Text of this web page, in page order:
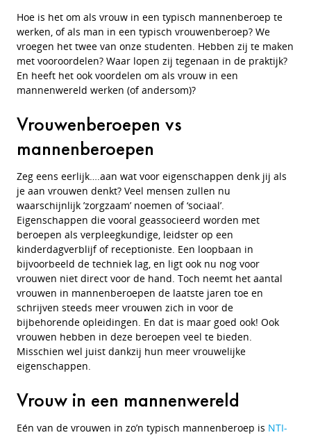
Hoe is het om als vrouw in een typisch mannenberoep te
werken, of als man in een typisch vrouwenberoep? We
vroegen het twee van onze studenten. Hebben zij te maken
met vooroordelen? Waar lopen zij tegenaan in de praktijk?
En heeft het ook voordelen om als vrouw in een
mannenwereld werken (of andersom)?
Vrouwenberoepen vs
mannenberoepen
Zeg eens eerlijk….aan wat voor eigenschappen denk jij als
je aan vrouwen denkt? Veel mensen zullen nu
waarschijnlijk ’zorgzaam’ noemen of ‘sociaal’.
Eigenschappen die vooral geassocieerd worden met
beroepen als verpleegkundige, leidster op een
kinderdagverblijf of receptioniste. Een loopbaan in
bijvoorbeeld de techniek lag, en ligt ook nu nog voor
vrouwen niet direct voor de hand. Toch neemt het aantal
vrouwen in mannenberoepen de laatste jaren toe en
schrijven steeds meer vrouwen zich in voor de
bijbehorende opleidingen. En dat is maar goed ook! Ook
vrouwen hebben in deze beroepen veel te bieden.
Misschien wel juist dankzij hun meer vrouwelijke
eigenschappen.
Vrouw in een mannenwereld
Eén van de vrouwen in zo’n typisch mannenberoep is NTI-